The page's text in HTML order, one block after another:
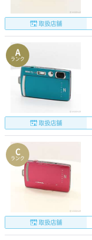
取扱店舗
A
ランク
取扱店舗
C
ランク
取扱店舗